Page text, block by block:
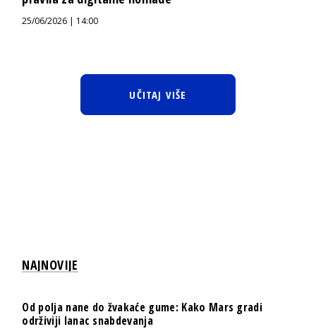
25/06/2026 | 14:00
UČITAJ VIŠE
NAJNOVIJE
Od polja nane do žvakaće gume: Kako Mars gradi
održiviji lanac snabdevanja